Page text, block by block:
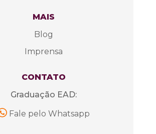
MAIS
Blog
Imprensa
CONTATO
Graduação EAD:
Fale pelo Whatsapp